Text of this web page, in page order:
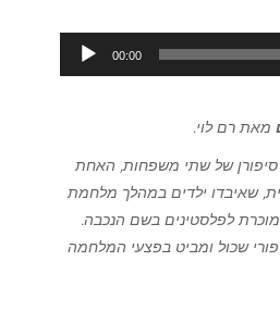
Audio
Player
00:00
מאת רם לוי.
של שתי משפחות, האחת
שאיבדו ילדים במהלך מלחמת
לפלסטינים בשם הנכבה.
שכול ומביט בפצעי המלחמה